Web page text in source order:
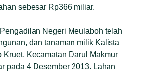
sebesar Rp366 miliar.
Negeri Meulaboh telah
dan tanaman milik Kalista
Kruet, Kecamatan Darul Makmur
pada 4 Desember 2013. Lahan